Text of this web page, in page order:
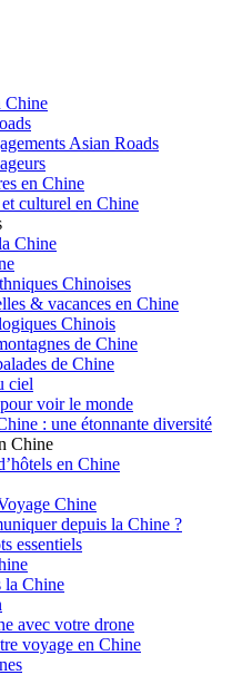
Chine
Asian Roads
en Chine
culturel en Chine
Chine
Chinoises
& vacances en Chine
Chinois
de Chine
de Chine
ciel
voir le monde
: une étonnante diversité
Chine
en Chine
Chine
depuis la Chine ?
essentiels
la Chine
avec votre drone
voyage en Chine